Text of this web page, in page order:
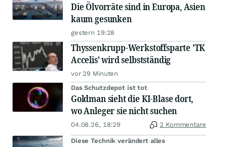
Die Ölvorräte sind in Europa, Asien
kaum gesunken
gestern 19:28
Thyssenkrupp-Werkstoffsparte 'TK
Accelis' wird selbstständig
vor 29 Minuten
Das Schutzdepot ist tot
Goldman sieht die KI-Blase dort,
wo Anleger sie nicht suchen
04.08.26, 18:29 2 Kommentare
Diese Technik verändert alles